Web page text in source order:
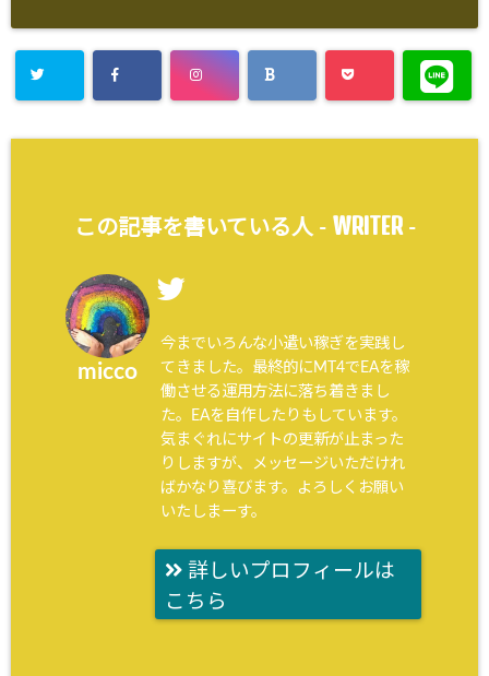
この記事を書いている人 - WRITER-
micco
今までいろんな小遣い稼ぎを実践し
てきました。最終的にMT4でEAを稼
働させる運用方法に落ち着きまし
た。EAを自作したりもしています。
気まぐれにサイトの更新が止まった
りしますが、メッセージいただけれ
ばかなり喜びます。よろしくお願い
いたしまーす。
詳しいプロフィールは
こちら